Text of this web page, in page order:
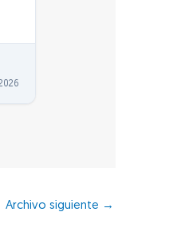
Archivo siguiente →